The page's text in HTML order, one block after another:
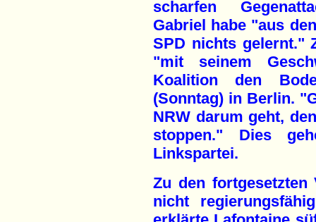
scharfen
Gabriel habe "aus
SPD nichts gelernt."
"mit seinem
Koalition den
(Sonntag) in Berlin.
NRW darum geht,
stoppen." Dies
Linkspartei.
Zu den
nicht